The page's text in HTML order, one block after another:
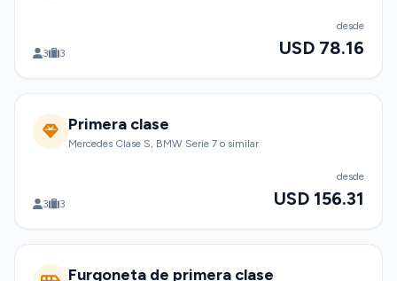
3 3
desde
USD 78.16
Primera clase
Mercedes Clase S, BMW Serie 7 o similar
3 3
desde
USD 156.31
Furgoneta de primera clase